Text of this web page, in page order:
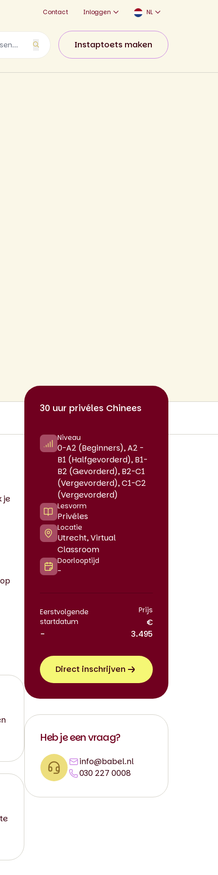
Contact Inloggen NL
Instaptoets maken
je
30 uur privéles Chinees
Niveau
0-A2 (Beginners), A2 -
B1 (Halfgevorderd), B1-
B2 (Gevorderd), B2-C1
(Vergevorderd), C1-C2
(Vergevorderd)
Lesvorm
Privéles
Locatie
Utrecht, Virtual
Classroom
Doorlooptijd
-
Eerstvolgende
startdatum
-
Prijs
€
3.495
Direct inschrijven
Heb je een vraag?
info@babel.nl
030 227 0008